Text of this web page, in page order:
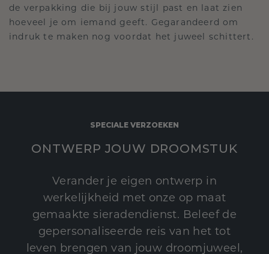
de verpakking die bij jouw stijl past en laat zien
hoeveel je om iemand geeft. Gegarandeerd om
indruk te maken nog voordat het juweel schittert.
SPECIALE VERZOEKEN
ONTWERP JOUW DROOMSTUK
Verander je eigen ontwerp in
werkelijkheid met onze op maat
gemaakte sieradendienst. Beleef de
gepersonaliseerde reis van het tot
leven brengen van jouw droomjuweel,